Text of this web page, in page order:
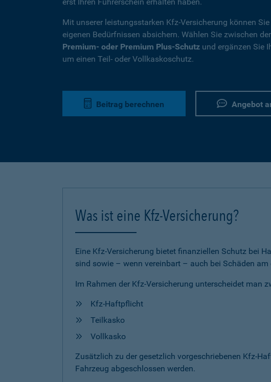
Mit unserer leistungsstarken Kfz-Versicherung können
eigenen Bedürfnissen absichern. Wählen Sie zwischen
Premium- oder Premium Plus-Schutz und ergänzen Sie
um einen Teil- oder Vollkaskoschutz.
Beitrag berechnen Angebot
Was ist eine Kfz-Versicherung?
Eine Kfz-Versicherung bietet finanziellen Schutz bei
sind sowie – wenn vereinbart – auch bei Schäden
Im Rahmen der Kfz-Versicherung unterscheidet man
Kfz-Haftpflicht
Teilkasko
Vollkasko
Zusätzlich zu der gesetzlich vorgeschriebenen Kfz-
Fahrzeug abgeschlossen werden.